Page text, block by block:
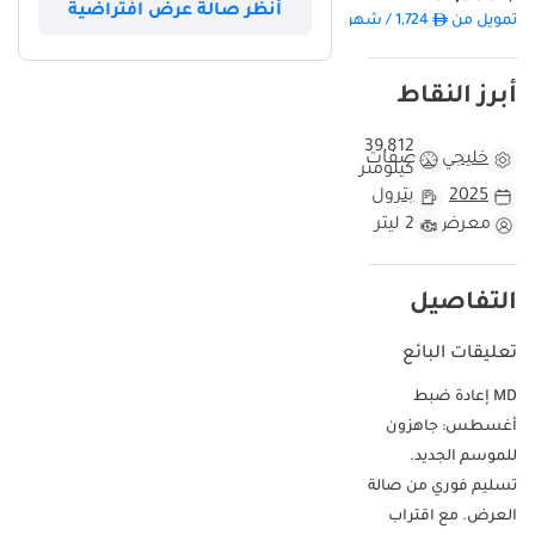
تمويل من
1,724 / شهر
أبرز النقاط
خليجي مواصفات
39,812
كيلومتر
2025
بترول
معرض
2 ليتر
التفاصيل
تعليقات البائع
MD إعادة ضبط
أغسطس: جاهزون
للموسم الجديد.
تسليم فوري من صالة
العرض. مع اقتراب
أنظر صالة عرض افتراضية
الفضي الخارجي خيارًا استراتيجيًا للمنطقة، حيث يُخفي غبار الصحراء بفعالية
ويعكس الحرارة بشكل ممتاز، مما يضمن قيمة إعادة بيع أعلى مقارنةً
بالألوان الأخرى. وفي فئة سيارات الكروس أوفر التنافسية، يبرز هذا الطراز
بتصميمه الصندوقي المُستوحى من التراث، والذي يُعطي الأولوية لكلٍ من
يبحث عن سيارة تُناسب التنقلات اليومية في دبي ورحلات التخييم في
عطلات نهاية الأسبوع في الإمارات الشمالية، تُوفر هذه الفئة جميع وسائل
الراحة الحديثة الأساسية بشكل قياسي. أما العامل الأهم بالنسبة
للمشتري في دول مجلس التعاون الخليجي فهو راحة البال التي تُوفرها
المواصفات الإقليمية، والتي تضمن أن أنظمة التبريد والإلكترونيات
مُصممة خصيصًا للمناخ المحلي.
سنة إنتاجها، مما يشير إلى أنها استُخدمت بشكل أساسي للتنقلات
اليومية العادية بدلاً من الرحلات الطويلة عبر الحدود. يُعدّ اللون الفضي من
أكثر الخيارات العملية في أسواق الإمارات والسعودية، حيث يحافظ على